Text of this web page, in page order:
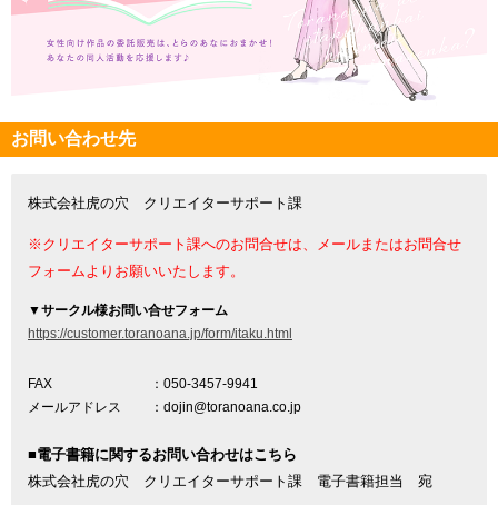
お問い合わせ先
株式会社虎の穴 クリエイターサポート課
※クリエイターサポート課へのお問合せは、メールまたはお問合せ
フォームよりお願いいたします。
▼サークル様お問い合せフォーム
https://customer.toranoana.jp/form/itaku.html
FAX
：050-3457-9941
メールアドレス
：dojin@toranoana.co.jp
■電子書籍に関するお問い合わせはこちら
株式会社虎の穴 クリエイターサポート課 電子書籍担当 宛